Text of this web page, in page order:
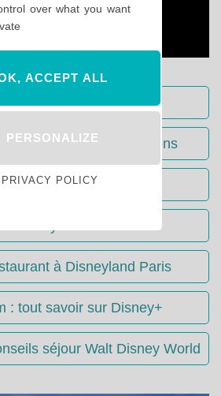
Le guide complet
: toutes les informations
: informations
Disneyland Paris
à Disneyland Paris
: tout savoir sur Disney+
séjour Walt Disney World
over what you want
ACCEPT ALL
PERSONALIZE
PRIVACY POLICY